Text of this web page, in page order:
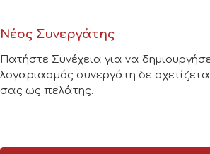
Νέος Συνεργάτης
Πατήστε Συνέχεια για να
λογαριασμός συνεργάτη δε
σας ως πελάτης.